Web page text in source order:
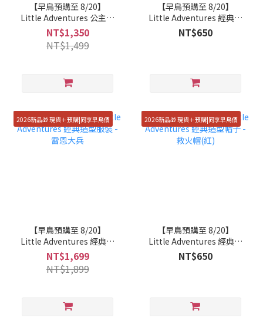
【早鳥預購至 8/20】
Little Adventures 公主包
屁衣 - 冰雪女王
NT$1,350
NT$1,499
【早鳥預購至 8/20】
Little Adventures 經典造
型帽子 - 大兵帽
NT$650
2026新品🎁 現貨＋預購|同享早鳥價
【早鳥預購至 8/20】
Little Adventures 經典造
型服裝 - 雷恩大兵
NT$1,699
NT$1,899
2026新品🎁 現貨＋預購|同享早鳥價
【早鳥預購至 8/20】
Little Adventures 經典造
型帽子 - 救火帽(紅)
NT$650